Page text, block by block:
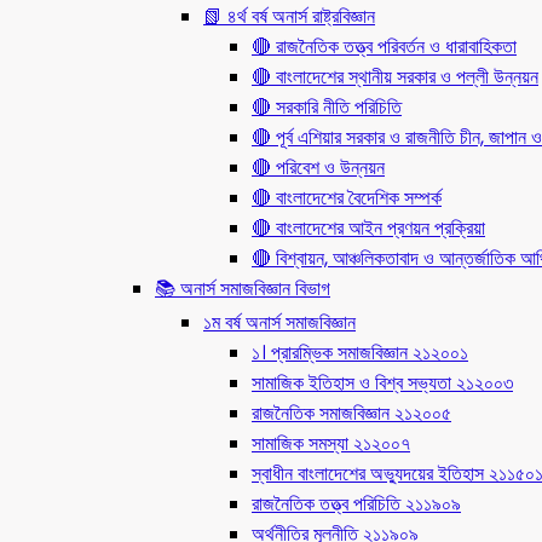
📗 ৪র্থ বর্ষ অনার্স রাষ্ট্রবিজ্ঞান
🔴 রাজনৈতিক তত্ত্ব পরিবর্তন ও ধারাবাহিকতা
🔴 বাংলাদেশের স্থানীয় সরকার ও পল্লী উন্নয়ন
🔴 সরকারি নীতি পরিচিতি
🔴 পূর্ব এশিয়ার সরকার ও রাজনীতি চীন, জাপান
🔴 পরিবেশ ও উন্নয়ন
🔴 বাংলাদেশের বৈদেশিক সম্পর্ক
🔴 বাংলাদেশের আইন প্রণয়ন প্রক্রিয়া
🔴 বিশ্বায়ন, আঞ্চলিকতাবাদ ও আন্তর্জাতিক
📚 অনার্স সমাজবিজ্ঞান বিভাগ
১ম বর্ষ অনার্স সমাজবিজ্ঞান
১। প্রারম্ভিক সমাজবিজ্ঞান ২১২০০১
সামাজিক ইতিহাস ও বিশ্ব সভ্যতা ২১২০০৩
রাজনৈতিক সমাজবিজ্ঞান ২১২০০৫
সামাজিক সমস্যা ২১২০০৭
স্বাধীন বাংলাদেশের অভ্যুদয়ের ইতিহাস ২১১৫০১
রাজনৈতিক তত্ত্ব পরিচিতি ২১১৯০৯
অর্থনীতির মূলনীতি ২১১৯০৯